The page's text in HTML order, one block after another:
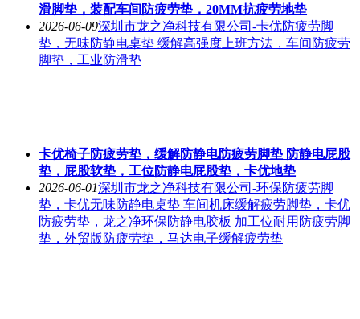
滑脚垫，装配车间防疲劳垫，20MM抗疲劳地垫
2026-06-09深圳市龙之净科技有限公司-卡优防疲劳脚
垫，无味防静电桌垫 缓解高强度上班方法，车间防疲劳
脚垫，工业防滑垫
卡优椅子防疲劳垫，缓解防静电防疲劳脚垫 防静电屁股
垫，屁股软垫，工位防静电屁股垫，卡优地垫
2026-06-01深圳市龙之净科技有限公司-环保防疲劳脚
垫，卡优无味防静电桌垫 车间机床缓解疲劳脚垫，卡优
防疲劳垫，龙之净环保防静电胶板 加工位耐用防疲劳脚
垫，外贸版防疲劳垫，马达电子缓解疲劳垫